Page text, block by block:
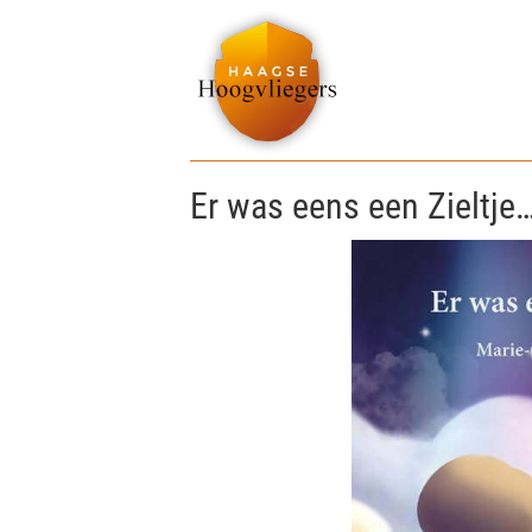
Er was eens een